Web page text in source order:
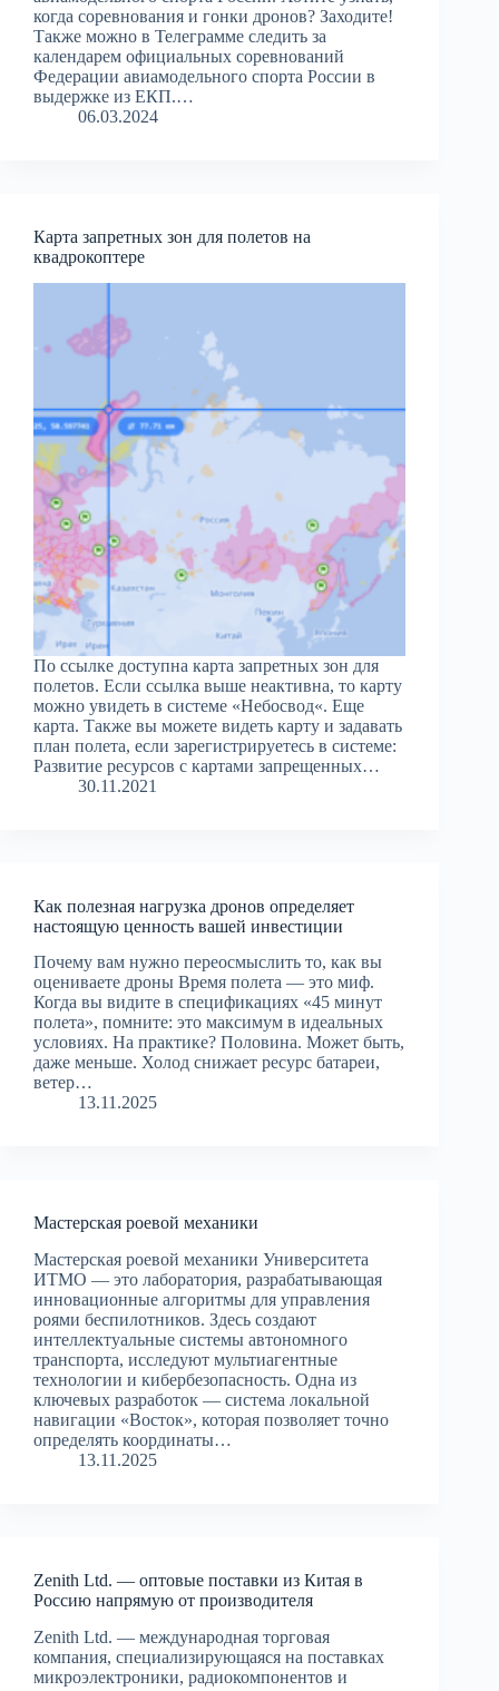
когда соревнования и гонки дронов? Заходите!
Также можно в Телеграмме следить за
календарем официальных соревнований
Федерации авиамодельного спорта России в
выдержке из ЕКП.…
06.03.2024
Карта запретных зон для полетов на
квадрокоптере
По ссылке доступна карта запретных зон для
полетов. Если ссылка выше неактивна, то карту
можно увидеть в системе «Небосвод«. Еще
карта. Также вы можете видеть карту и задавать
план полета, если зарегистрируетесь в системе:
Развитие ресурсов с картами запрещенных…
30.11.2021
Как полезная нагрузка дронов определяет
настоящую ценность вашей инвестиции
Почему вам нужно переосмыслить то, как вы
оцениваете дроны Время полета — это миф.
Когда вы видите в спецификациях «45 минут
полета», помните: это максимум в идеальных
условиях. На практике? Половина. Может быть,
даже меньше. Холод снижает ресурс батареи,
ветер…
13.11.2025
Мастерская роевой механики
Мастерская роевой механики Университета
ИТМО — это лаборатория, разрабатывающая
инновационные алгоритмы для управления
роями беспилотников. Здесь создают
интеллектуальные системы автономного
транспорта, исследуют мультиагентные
технологии и кибербезопасность. Одна из
ключевых разработок — система локальной
навигации «Восток», которая позволяет точно
определять координаты…
13.11.2025
Zenith Ltd. — оптовые поставки из Китая в
Россию напрямую от производителя
Zenith Ltd. — международная торговая
компания, специализирующаяся на поставках
микроэлектроники, радиокомпонентов и